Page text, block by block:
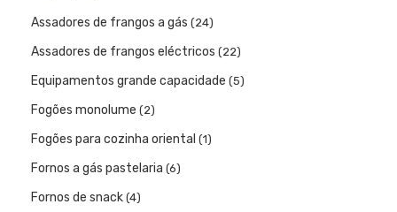
Assadores de frangos a gás (24)
Assadores de frangos eléctricos (22)
Equipamentos grande capacidade (5)
Fogões monolume (2)
Fogões para cozinha oriental (1)
Fornos a gás pastelaria (6)
Fornos de snack (4)